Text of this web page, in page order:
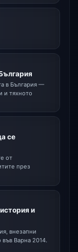
в България —
и тяхното
се
от
през
и
внезапни
Варна 2014.